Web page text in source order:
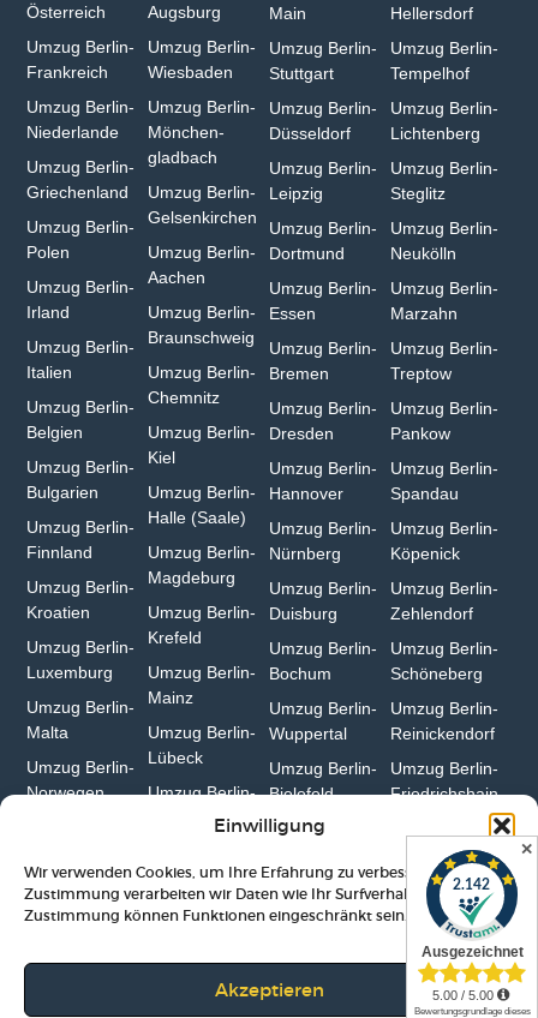
Einwilligung
Wir verwenden Cookies, um Ihre Erfahrung zu verbessern. Mit Ihrer
Zustimmung verarbeiten wir Daten wie Ihr Surfverhalten. Ohne
Zustimmung können Funktionen eingeschränkt sein.
Akzeptieren
Hellersdorf
Umzug Berlin-
Tempelhof
Umzug Berlin-
Lichtenberg
Umzug Berlin-
Steglitz
Umzug Berlin-
Neukölln
Umzug Berlin-
Marzahn
Umzug Berlin-
Treptow
Umzug Berlin-
Pankow
Umzug Berlin-
Spandau
Umzug Berlin-
Köpenick
Umzug Berlin-
Zehlendorf
Umzug Berlin-
Schöneberg
Umzug Berlin-
Reinickendorf
Umzug Berlin-
Friedrichshain
Main
Umzug Berlin-
Stuttgart
Umzug Berlin-
Düsseldorf
Umzug Berlin-
Leipzig
Umzug Berlin-
Dortmund
Umzug Berlin-
Essen
Umzug Berlin-
Bremen
Umzug Berlin-
Dresden
Umzug Berlin-
Hannover
Umzug Berlin-
Nürnberg
Umzug Berlin-
Duisburg⁠
Umzug Berlin-
Bochum
Umzug Berlin-
Wuppertal⁠
Umzug Berlin-
Bielefeld⁠
Augsburg
Umzug Berlin-
Wiesbaden⁠
Umzug Berlin-
Mönchen­
gladbach⁠
Umzug Berlin-
Gelsenkirchen⁠
Umzug Berlin-
Aachen⁠
Umzug Berlin-
Braunschweig
Umzug Berlin-
Chemnitz⁠
Umzug Berlin-
Kiel
Umzug Berlin-
Halle (Saale)⁠
Umzug Berlin-
Magdeburg
Umzug Berlin-
Krefeld⁠
Umzug Berlin-
Mainz⁠
Umzug Berlin-
Lübeck
Umzug Berlin-
Österreich
Umzug Berlin-
Frankreich
Umzug Berlin-
Niederlande
Umzug Berlin-
Griechenland
Umzug Berlin-
Polen
Umzug Berlin-
Irland
Umzug Berlin-
Italien
Umzug Berlin-
Belgien
Umzug Berlin-
Bulgarien⁠
Umzug Berlin-
Finnland
Umzug Berlin-
Kroatien
Umzug Berlin-
Luxemburg
Umzug Berlin-
Malta
Umzug Berlin-
Norwegen
Lexikon
✕